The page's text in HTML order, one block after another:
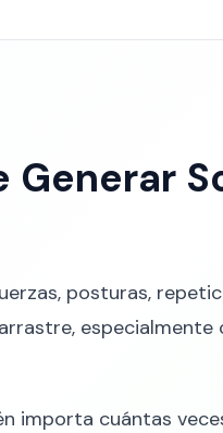
Generar
posturas,
especialmente
importa cuántas